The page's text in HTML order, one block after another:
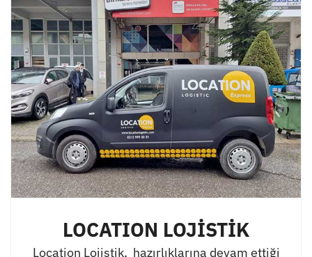
LOCATION LOJİSTİK
Location Lojistik, hazırlıklarına devam ettiği